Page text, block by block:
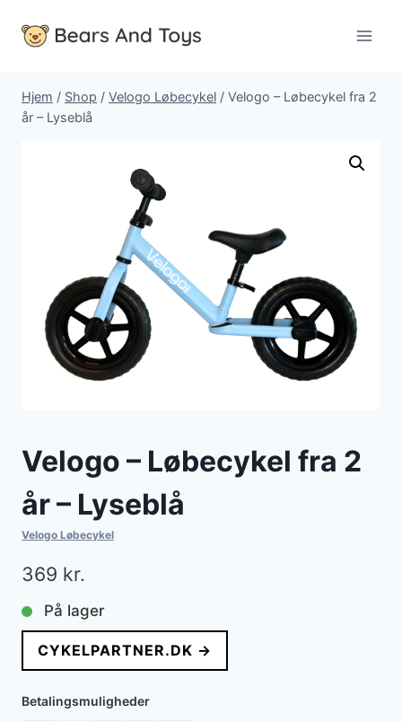
Hjem / Shop / Velogo Løbecykel / Velogo – Løbecykel fra 2
år – Lyseblå
Velogo – Løbecykel fra 2
år – Lyseblå
Velogo Løbecykel
369 kr.
På lager
CYKELPARTNER.DK →
Betalingsmuligheder